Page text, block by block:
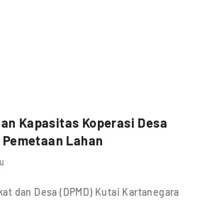
Kapasitas Koperasi Desa
Lahan
dan Desa (DPMD) Kutai Kartanegara